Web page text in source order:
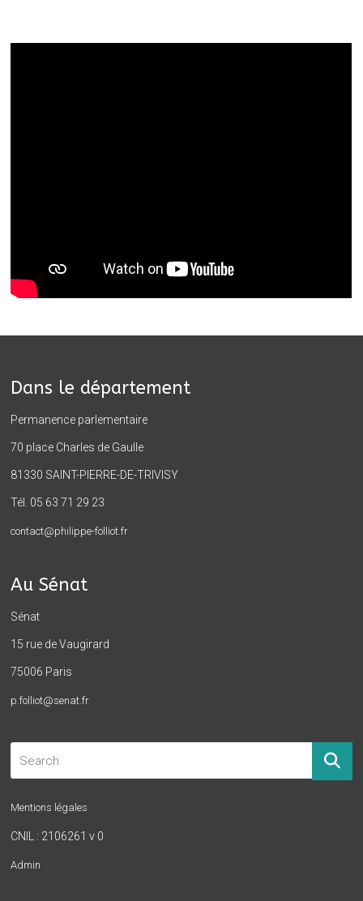
Dans le département
Permanence parlementaire
70 place Charles de Gaulle
81330 SAINT-PIERRE-DE-TRIVISY
Tél. 05 63 71 29 23
contact@philippe-folliot.fr
Au Sénat
Sénat
15 rue de Vaugirard
75006 Paris
p.folliot@senat.fr
Mentions légales
CNIL : 2106261 v 0
Admin